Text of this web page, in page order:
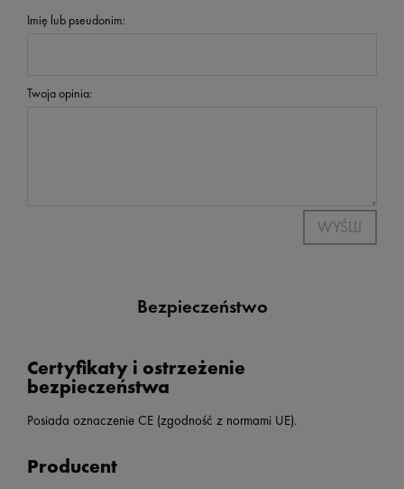
Imię lub pseudonim:
Twoja opinia:
WYŚLIJ
Bezpieczeństwo
Certyfikaty i ostrzeżenie
bezpieczeństwa
Posiada oznaczenie CE (zgodność z normami UE).
Producent